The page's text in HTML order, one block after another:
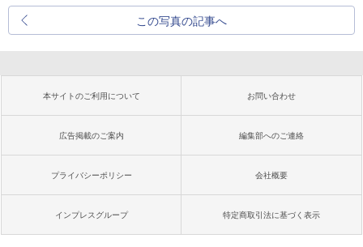
この写真の記事へ
本サイトのご利用について お問い合わせ
広告掲載のご案内 編集部へのご連絡
プライバシーポリシー 会社概要
インプレスグループ 特定商取引法に基づく表示